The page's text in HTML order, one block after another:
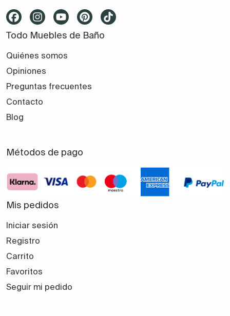
Todo Muebles de Baño
Quiénes somos
Opiniones
Preguntas frecuentes
Contacto
Blog
Métodos de pago
Mis pedidos
Iniciar sesión
Registro
Carrito
Favoritos
Seguir mi pedido